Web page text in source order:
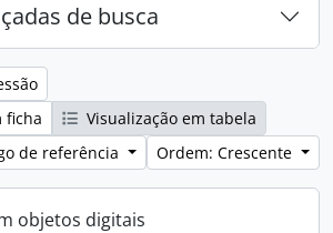
de busca
ficha
Visualização em tabela
de referência
Ordem: Crescente
objetos digitais